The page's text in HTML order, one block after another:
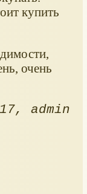
купить
очень
admin